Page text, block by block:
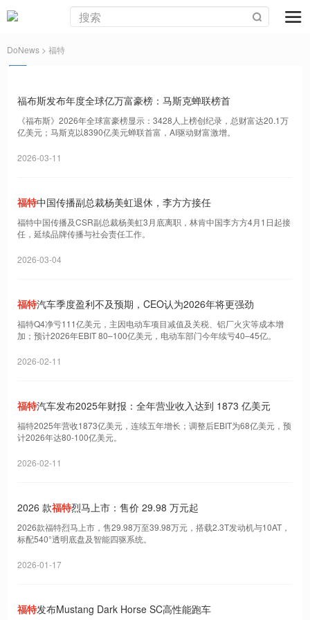
DoNews > 福特
福布斯发布年度全球亿万富豪榜：马斯克蝉联榜首
《福布斯》2026年全球富豪榜显示：3428人上榜创纪录，总财富达20.1万
亿美元；马斯克以8390亿美元蝉联首富，AI驱动财富激增。
2026-03-11
福特中国传播副总裁杨美虹退休，李方方接任
福特中国传播及CSR副总裁杨美虹3月底离职，林肯中国李方方4月1日起接
任，延续品牌传播与社会责任工作。
2026-03-04
福特汽车季度盈利不及预期，CEO认为2026年将更强劲
福特Q4净亏111亿美元，主因电动车项目减值及关税、铝厂火灾等成本增
加；预计2026年EBIT 80–100亿美元，电动车部门今年续亏40–45亿。
2026-02-11
福特汽车发布2025年财报：全年营业收入达到 1873 亿美元
福特2025年营收1873亿美元，连续五年增长；调整后EBIT为68亿美元，预
计2026年达80-100亿美元。
2026-02-11
2026 款福特烈马上市：售价 29.98 万元起
2026款福特烈马上市，售29.98万至39.98万元，搭载2.3T发动机与10AT，
标配540°透明底盘及智能四驱系统。
2026-01-17
福特发布Mustang Dark Horse SC高性能跑车